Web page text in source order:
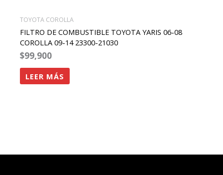
TOYOTA COROLLA
FILTRO DE COMBUSTIBLE TOYOTA YARIS 06-08
COROLLA 09-14 23300-21030
$99,900
LEER MÁS